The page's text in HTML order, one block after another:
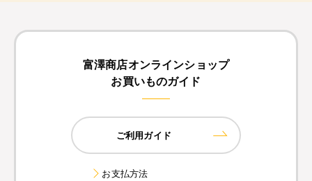
富澤商店オンラインショップ
お買いものガイド
ご利用ガイド
お支払方法